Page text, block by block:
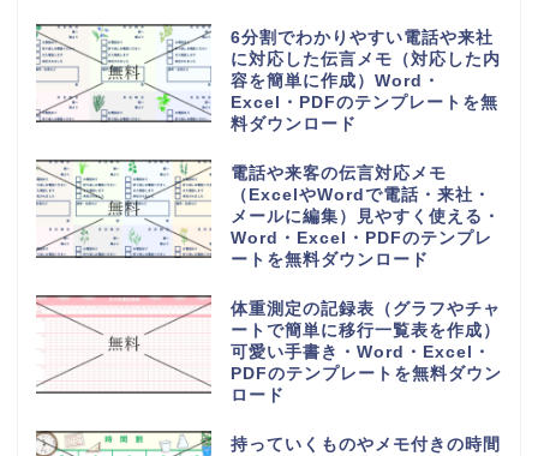
6分割でわかりやすい電話や来社
に対応した伝言メモ（対応した内
容を簡単に作成）Word・
Excel・PDFのテンプレートを無
料ダウンロード
電話や来客の伝言対応メモ
（ExcelやWordで電話・来社・
メールに編集）見やすく使える・
Word・Excel・PDFのテンプレ
ートを無料ダウンロード
体重測定の記録表（グラフやチャ
ートで簡単に移行一覧表を作成）
可愛い手書き・Word・Excel・
PDFのテンプレートを無料ダウン
ロード
持っていくものやメモ付きの時間